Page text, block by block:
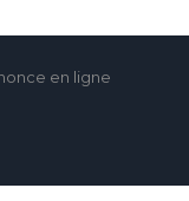
en ligne